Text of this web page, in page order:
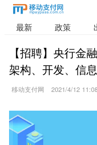
最新 政策
【招聘】央行金
架构、开发、信
移动支付网 2021/4/12